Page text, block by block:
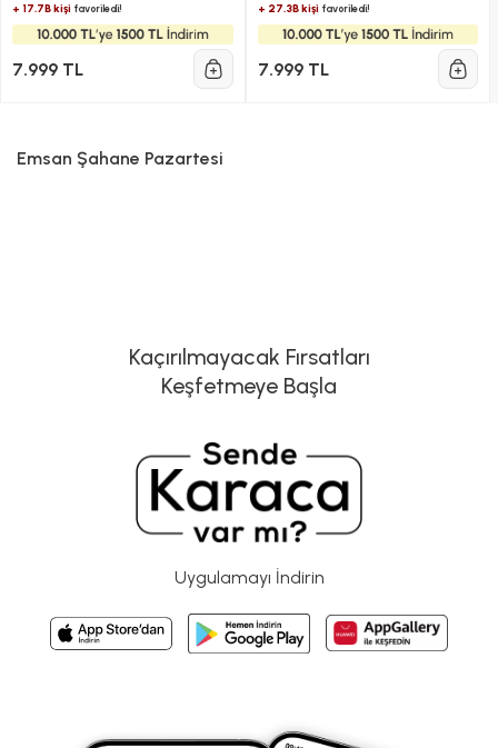
+ 17.7B kişi favoriledi!
7.999 TL
+ 27.3B kişifavoriledi!
7.999 TL
Emsan Şahane Pazartesi
Kaçırılmayacak Fırsatları
Keşfetmeye Başla
Uygulamayı İndirin